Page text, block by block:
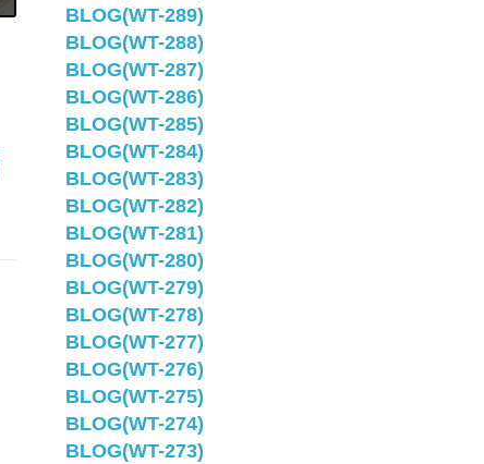
BLOG(WT-289)
BLOG(WT-288)
BLOG(WT-287)
BLOG(WT-286)
BLOG(WT-285)
BLOG(WT-284)
BLOG(WT-283)
BLOG(WT-282)
BLOG(WT-281)
BLOG(WT-280)
BLOG(WT-279)
BLOG(WT-278)
BLOG(WT-277)
BLOG(WT-276)
BLOG(WT-275)
BLOG(WT-274)
BLOG(WT-273)